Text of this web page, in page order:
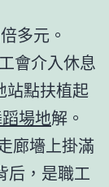
多元。
會介入休息
站點扶植起
場地解。
廊墻上掛滿
后，是職工